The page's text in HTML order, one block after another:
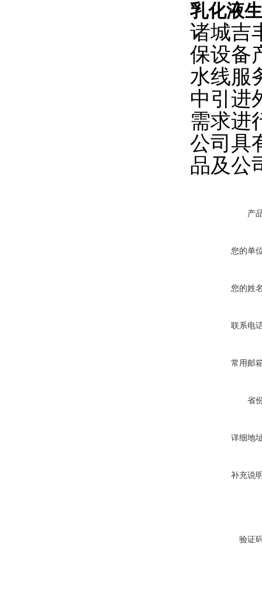
乳化液
诸城吉
保设备
水线服
中引进
需求进
公司具
品及公
产
您的单
您的姓
联系电
常用邮
省
详细地
补充说
验证